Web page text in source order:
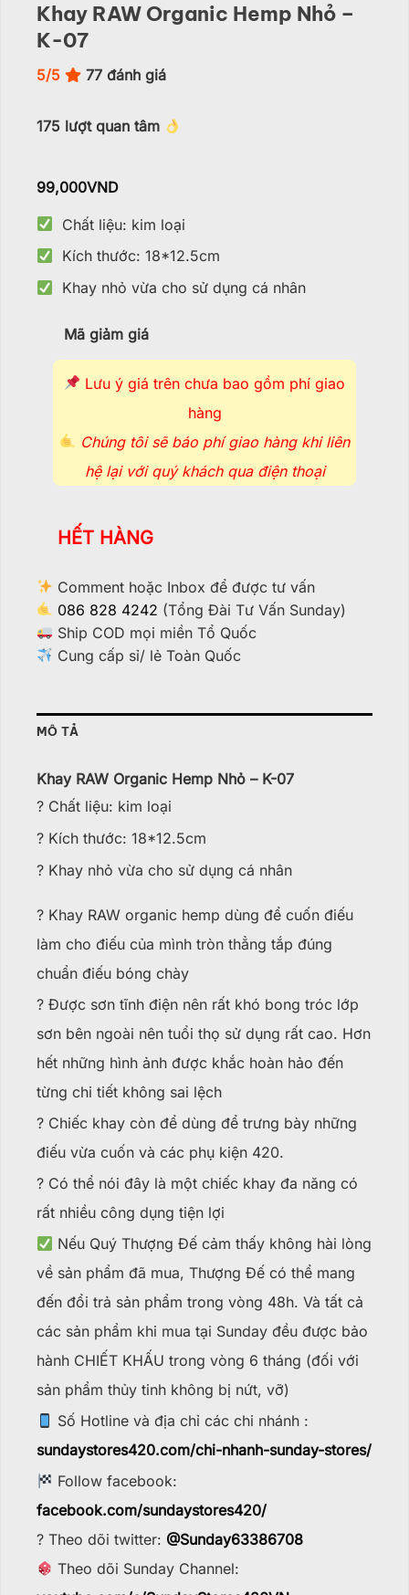
Khay RAW Organic Hemp Nhỏ –
K-07
5/5 77 đánh giá
175 lượt quan tâm
99,000VND
Chất liệu: kim loại
Kích thước: 18*12.5cm
Khay nhỏ vừa cho sử dụng cá nhân
Mã giảm giá
Lưu ý giá trên chưa bao gồm phí giao
hàng
Chúng tôi sẽ báo phí giao hàng khi liên
hệ lại với quý khách qua điện thoại
HẾT HÀNG
Comment hoặc Inbox để được tư vấn
086 828 4242 (Tổng Đài Tư Vấn Sunday)
Ship COD mọi miền Tổ Quốc
Cung cấp sỉ/ lẻ Toàn Quốc
MÔ TẢ
Khay RAW Organic Hemp Nhỏ – K-07
? Chất liệu: kim loại
? Kích thước: 18*12.5cm
? Khay nhỏ vừa cho sử dụng cá nhân
? Khay RAW organic hemp dùng để cuốn điếu
làm cho điếu của mình tròn thẳng tắp đúng
chuẩn điếu bóng chày
? Được sơn tĩnh điện nên rất khó bong tróc lớp
sơn bên ngoài nên tuổi thọ sử dụng rất cao. Hơn
hết những hình ảnh được khắc hoàn hảo đến
từng chi tiết không sai lệch
? Chiếc khay còn để dùng để trưng bày những
điếu vừa cuốn và các phụ kiện 420.
? Có thể nói đây là một chiếc khay đa năng có
rất nhiều công dụng tiện lợi
Nếu Quý Thượng Đế cảm thấy không hài lòng
về sản phẩm đã mua, Thượng Đế có thể mang
đến đổi trả sản phẩm trong vòng 48h. Và tất cả
các sản phẩm khi mua tại Sunday đều được bảo
hành CHIẾT KHẤU trong vòng 6 tháng (đối với
sản phẩm thủy tinh không bị nứt, vỡ)
Số Hotline và địa chỉ các chi nhánh :
sundaystores420.com/chi-nhanh-sunday-stores/
Follow facebook:
facebook.com/sundaystores420/
? Theo dõi twitter: @Sunday63386708
Theo dõi Sunday Channel: